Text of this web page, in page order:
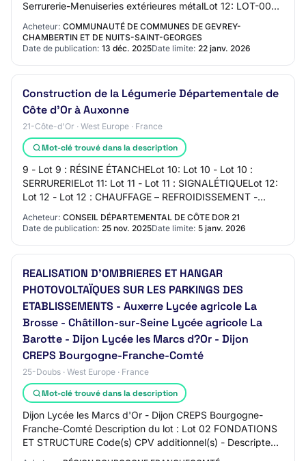
Serrurerie-Menuiseries extérieures métalLot 12: LOT-0006
- Façades en briques de pierreLot…
Acheteur: COMMUNAUTÉ DE COMMUNES DE GEVREY-
CHAMBERTIN ET DE NUITS-SAINT-GEORGES
Date de publication: 13 déc. 2025Date limite: 22 janv. 2026
Construction de la Légumerie Départementale de
Côte d'Or à Auxonne
21-Côte-d'Or · West Europe · France
Mot-clé trouvé dans la description
9 - Lot 9 : RÉSINE ÉTANCHELot 10: Lot 10 - Lot 10 :
SERRURERIELot 11: Lot 11 - Lot 11 : SIGNALÉTIQUELot 12:
Lot 12 - Lot 12 : CHAUFFAGE – REFROIDISSEMENT -
VENTILATION - PLOMBERIE - SANITAIRELot 13:…
Acheteur: CONSEIL DÉPARTEMENTAL DE CÔTE DOR 21
Date de publication: 25 nov. 2025Date limite: 5 janv. 2026
REALISATION D'OMBRIERES ET HANGAR
PHOTOVOLTAÏQUES SUR LES PARKINGS DES
ETABLISSEMENTS - Auxerre Lycée agricole La
Brosse - Châtillon-sur-Seine Lycée agricole La
Barotte - Dijon Lycée les Marcs d?Or - Dijon
CREPS Bourgogne-Franche-Comté
25-Doubs · West Europe · France
Mot-clé trouvé dans la description
Dijon Lycée les Marcs d'Or - Dijon CREPS Bourgogne-
Franche-Comté Description du lot : Lot 02 FONDATIONS
ET STRUCTURE Code(s) CPV additionnel(s) - Descripteur
principal : 45261215 Lieu d'exécution du…